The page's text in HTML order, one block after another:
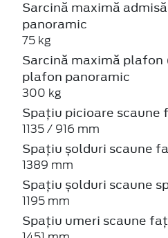
Sarcină maximă
panoramic
75 kg
Sarcină maximă
plafon panoramic
300 kg
Spațiu picioare scaune
1135 / 916 mm
Spațiu șolduri scaune
1389 mm
Spațiu șolduri scaune
1195 mm
Spațiu umeri scaune